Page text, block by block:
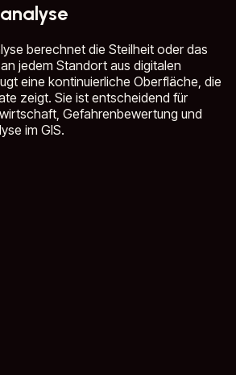
berechnet die Steilheit oder das
jedem Standort aus digitalen
eine kontinuierliche Oberfläche, die
zeigt. Sie ist entscheidend für
Gefahrenbewertung und
im GIS.